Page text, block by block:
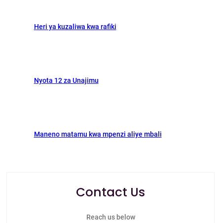
Heri ya kuzaliwa kwa rafiki
Nyota 12 za Unajimu
Maneno matamu kwa mpenzi aliye mbali
Contact Us
Reach us below